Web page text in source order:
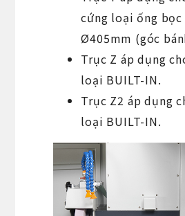
cứng loại ống bọc
Ø405mm (góc
Trục Z áp dụng
loại BUILT-IN.
Trục Z2 áp dụng
loại BUILT-IN.